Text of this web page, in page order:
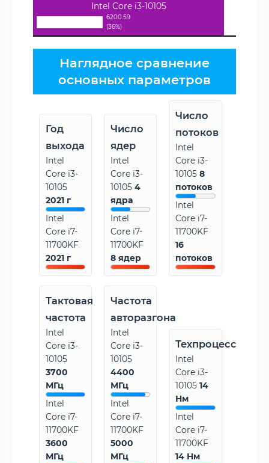
Intel Core i3-10105
6200.59
(36%)
Наглядное сравнение
основных параметров
Год
выхода
Intel
Core i3-
10105
2021 г
Intel
Core i7-
11700KF
2021 г
Число
ядер
Intel
Core i3-
101054
ядра
Intel
Core i7-
11700KF
8 ядер
Число
потоков
Intel
Core i3-
101058
потоков
Intel
Core i7-
11700KF
16
потоков
Тактовая
частота
Intel
Core i3-
10105
3700
МГц
Intel
Core i7-
11700KF
3600
МГц
Частота
авторазгона
Intel
Core i3-
10105
4400
МГц
Intel
Core i7-
11700KF
5000
МГц
Техпроцесс
Intel
Core i3-
1010514
Нм
Intel
Core i7-
11700KF
14 Нм